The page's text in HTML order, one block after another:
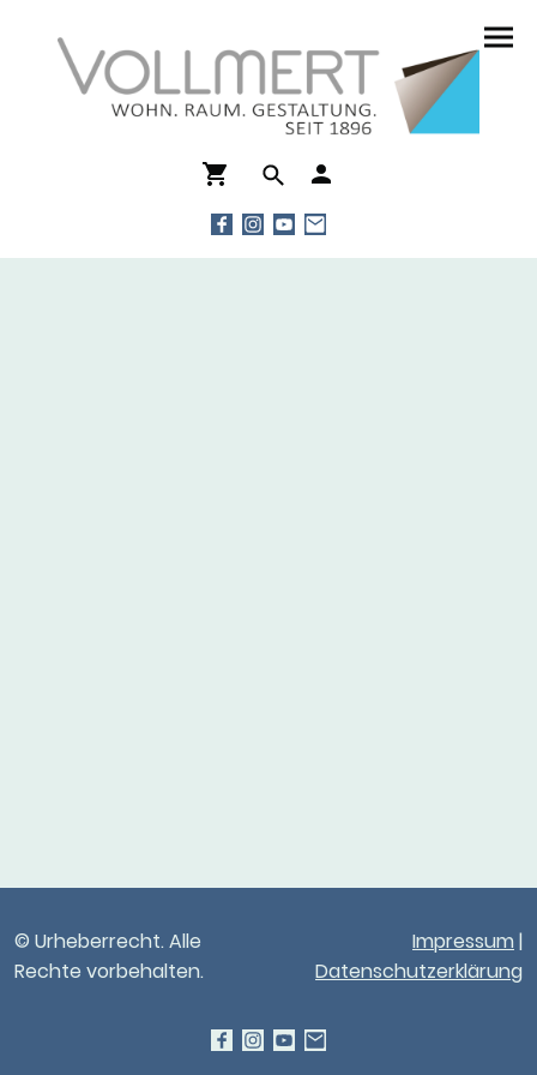
© Urheberrecht. Alle
Rechte vorbehalten.
Impressum |
Datenschutzerklärung